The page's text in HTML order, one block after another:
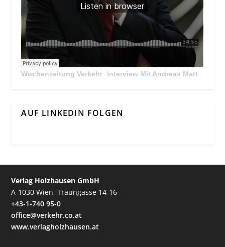
Wochenzeitung Verkehr · Interview Mit Andreas Matthä, CEO der ÖBB Holding
AUF LINKEDIN FOLGEN
Verlag Holzhausen GmbH
A-1030 Wien, Traungasse 14-16
+43-1-740 95-0
office@verkehr.co.at
www.verlagholzhausen.at